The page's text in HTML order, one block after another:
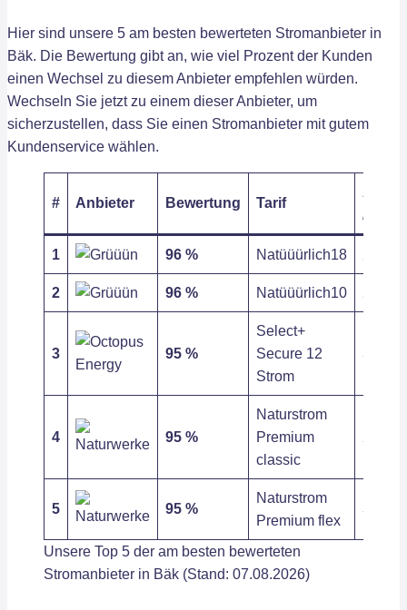
Hier sind unsere 5 am besten bewerteten Stromanbieter in
Bäk. Die Bewertung gibt an, wie viel Prozent der Kunden
einen Wechsel zu diesem Anbieter empfehlen würden.
Wechseln Sie jetzt zu einem dieser Anbieter, um
sicherzustellen, dass Sie einen Stromanbieter mit gutem
Kundenservice wählen.
# Anbieter Bewertung Tarif
/ kWh
1 96 % Natüüürlich18
2 96 % Natüüürlich10
3 95 %
Select+
Secure 12
Strom
33,60
4 95 %
Naturstrom
Premium
classic
5 95 %
Naturstrom
Premium flex
31,68
Unsere Top 5 der am besten bewerteten
Stromanbieter in Bäk (Stand: 07.08.2026)